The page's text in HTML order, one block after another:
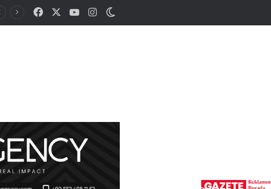
FacebookYouTubeInstagramDış görünümü değiştir